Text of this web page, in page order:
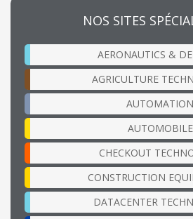
NOS SITES
AERONAUTICS &
AGRICULTURE
AUTOMATION
AUTOMOBILE
CHECKOUT
CONSTRUCTION
DATACENTER